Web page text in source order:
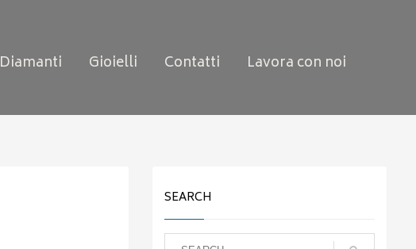
Diamanti Gioielli Contatti Lavora con noi
SEARCH